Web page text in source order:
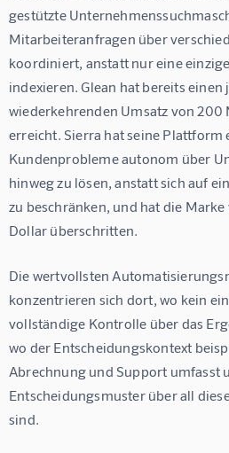
gestützte
Mitarbeiteranfragen über
koordiniert, anstatt nur eine
indexieren. Glean hat bereits einen
wiederkehrenden Umsatz von
erreicht. Sierra hat seine Plattform
Kundenprobleme autonom über
hinweg zu lösen, anstatt sich auf
zu beschränken, und hat die
Dollar überschritten.
Die wertvollsten
konzentrieren sich dort, wo kein
vollständige Kontrolle über das
wo der Entscheidungskontext
Abrechnung und Support umfasst
Entscheidungsmuster über all
sind.